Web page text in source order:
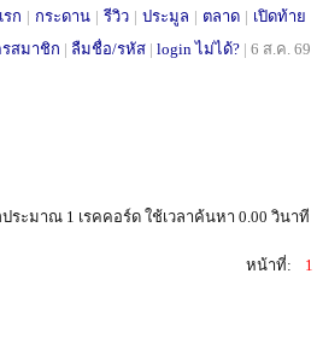
ก | กระดาน | รีวิว | ประมูล | ตลาด | เปิดท้าย
สมาชิก | ลืมชื่อ/รหัส | login ไม่ได้? | 6 ส.ค. 69
ระมาณ 1 เรคคอร์ด ใช้เวลาค้นหา 0.00 วินาที
หน้าที่:
1